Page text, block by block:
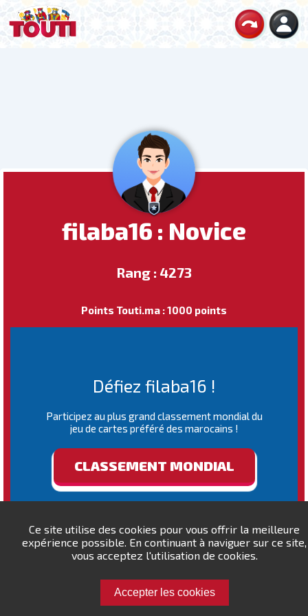
Ce site utilise des cookies pour vous offrir la meilleure
expérience possible. En continuant à naviguer sur ce site,
vous acceptez l'utilisation de cookies.
Accepter les cookies
filaba16 : Novice
Rang : 4273
Points Touti.ma : 1000 points
Défiez filaba16 !
Participez au plus grand classement mondial du
jeu de cartes préféré des marocains !
CLASSEMENT MONDIAL